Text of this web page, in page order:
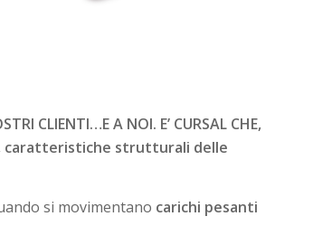
CLIENTI…E A NOI. E’ CURSAL CHE,
caratteristiche strutturali delle
si movimentano carichi pesanti